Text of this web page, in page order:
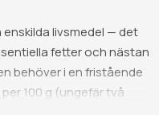
livsmedel — det
fetter och nästan
behöver i en fristående
100 g (ungefär två